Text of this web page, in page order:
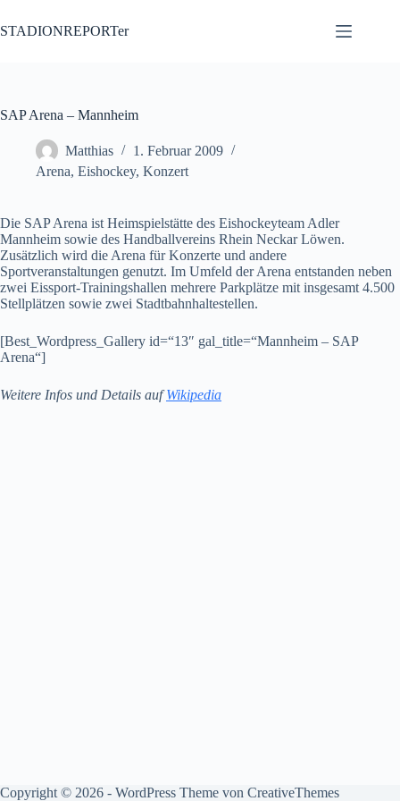
Inhalt
springen
STADIONREPORTer
SAP Arena – Mannheim
Matthias
1. Februar 2009
Arena, Eishockey, Konzert
Die SAP Arena ist Heimspielstätte des Eishockeyteam Adler
Mannheim sowie des Handballvereins Rhein Neckar Löwen.
Zusätzlich wird die Arena für Konzerte und andere
Sportveranstaltungen genutzt. Im Umfeld der Arena entstanden neben
zwei Eissport-Trainingshallen mehrere Parkplätze mit insgesamt 4.500
Stellplätzen sowie zwei Stadtbahnhaltestellen.
[Best_Wordpress_Gallery id=“13″ gal_title=“Mannheim – SAP
Arena“]
Weitere Infos und Details aufWikipedia
Copyright © 2026 - WordPress Theme von CreativeThemes